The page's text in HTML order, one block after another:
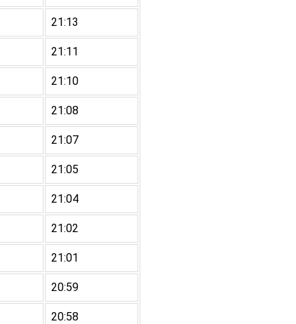
21:13
21:11
21:10
21:08
21:07
21:05
21:04
21:02
21:01
20:59
20:58